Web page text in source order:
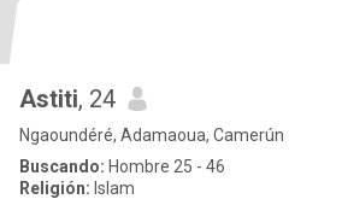
Astiti, 24
Ngaoundéré, Adamaoua, Camerún
Buscando: Hombre 25 - 46
Religión: Islam